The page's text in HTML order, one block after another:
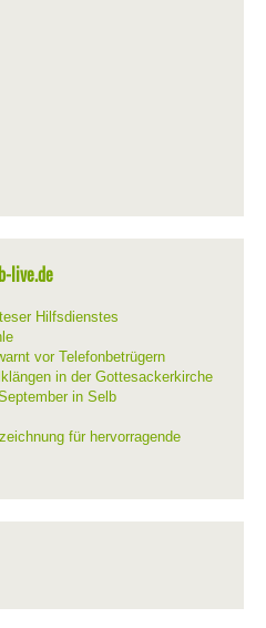
live.de
Hilfsdienstes
vor Telefonbetrügern
in der Gottesackerkirche
in Selb
für hervorragende